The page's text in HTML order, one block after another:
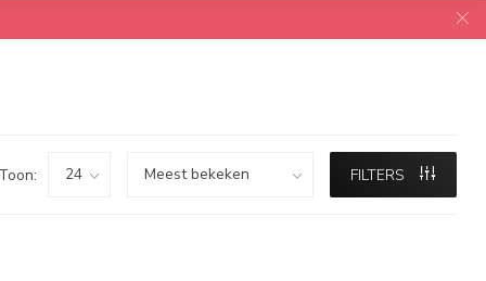
Toon: FILTERS